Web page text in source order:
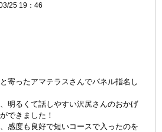
25 19：46
寄ったアマテラスさんでパネル指名し
明るくて話しやすい沢尻さんのおかげ
できました！
感度も良好で短いコースで入ったのを